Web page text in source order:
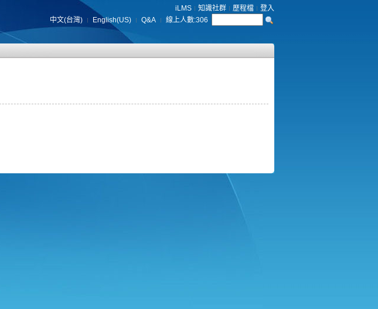
iLMS 知識社群 歷程檔
登入
中文(台灣)
English(US) Q&A 線上人數:306